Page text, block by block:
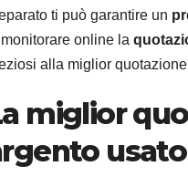
ti può garantire un
online la
alla miglior
miglior
usato